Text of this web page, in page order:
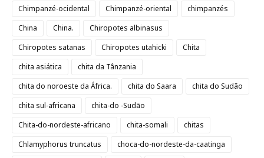
Chimpanzé-ocidental
Chimpanzé-oriental
chimpanzés
China
China.
Chiropotes albinasus
Chiropotes satanas
Chiropotes utahicki
Chita
chita asiática
chita da Tânzania
chita do noroeste da África.
chita do Saara
chita do Sudão
chita sul-africana
chita-do -Sudão
Chita-do-nordeste-africano
chita-somali
chitas
Chlamyphorus truncatus
choca-do-nordeste-da-caatinga